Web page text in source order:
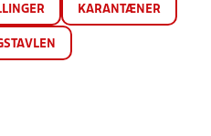
KARANTÆNER